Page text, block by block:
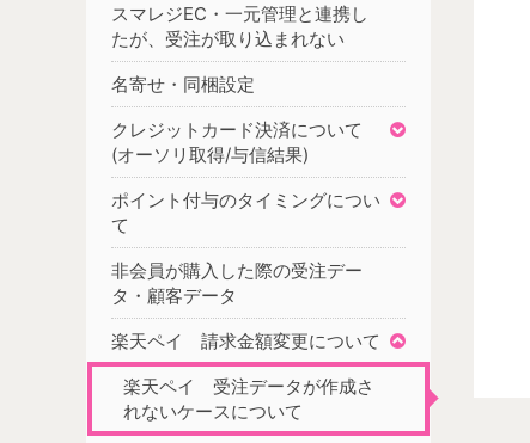
スマレジEC・一元管理と連携し
たが、受注が取り込まれない
名寄せ・同梱設定
クレジットカード決済について
(オーソリ取得/与信結果)
ポイント付与のタイミングについ
て
非会員が購入した際の受注デー
タ・顧客データ
楽天ペイ 請求金額変更について
楽天ペイ 受注データが作成さ
れないケースについて